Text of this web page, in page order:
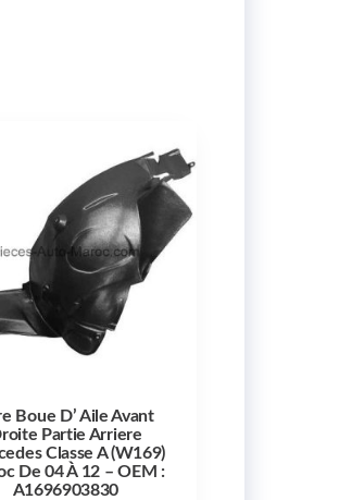
Boue D’ Aile Avant
Partie Arriere
Classe A (W169)
De 04 À 12 – OEM :
A1696903830